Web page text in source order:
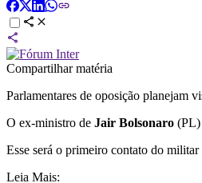
Compartilhar matéria
Parlamentares de oposição planejam
O ex-ministro de Jair Bolsonaro (PL)
Esse será o primeiro contato do
Leia Mais: